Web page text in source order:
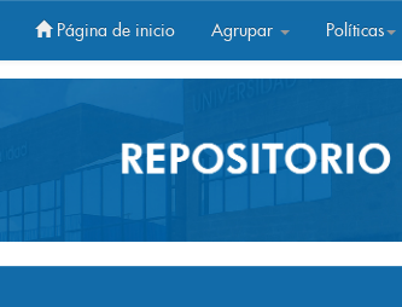
Página de inicio Agrupar Políticas